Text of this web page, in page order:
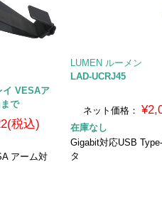
イ VESAア
で
税込)
アーム対
LUMEN ルーメン
LAD-UCRJ45
ネット価格：
在庫なし
Gigabit対応USB
タ